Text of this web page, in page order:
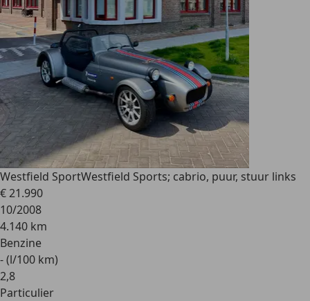
Westfield SportWestfield Sports; cabrio, puur, stuur links
€ 21.990
10/2008
4.140 km
Benzine
- (l/100 km)
2,8
Particulier